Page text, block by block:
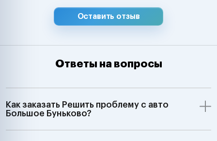
Оставить отзыв
Ответы на вопросы
Как заказать Решить проблему с авто
Большое Буньково?